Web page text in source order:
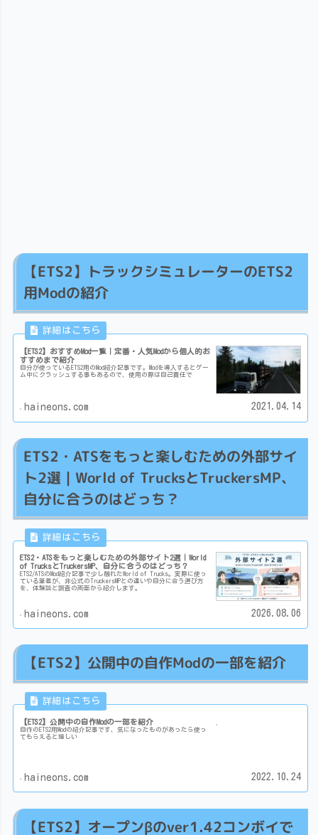
【ETS2】トラックシミュレーターのETS2
用Modの紹介
【ETS2】おすすめMod一覧｜定番・人気Modから個人的お
すすめまで紹介
自分が使っているETS2用のMod紹介記事です。Modを導入するとゲー
ム中にクラッシュする事もあるので、使用の際は自己責任で
haineons.com 2021.04.14
ETS2・ATSをもっと楽しむための外部サイ
ト2選｜World of TrucksとTruckersMP、
自分に合うのはどっち？
ETS2・ATSをもっと楽しむための外部サイト2選｜World
of TrucksとTruckersMP、自分に合うのはどっち？
ETS2/ATSのMod紹介記事で少し触れたWorld of Trucks。実際に使っ
ている筆者が、非公式のTruckersMPとの違いや自分に合う選び方
を、体験談と調査の両面から紹介します。
haineons.com 2026.08.06
【ETS2】公開中の自作Modの一部を紹介
【ETS2】公開中の自作Modの一部を紹介
自作のETS2用Modの紹介記事です、気になったものがあったら使っ
てもらえると嬉しい
haineons.com 2022.10.24
【ETS2】オープンβのver1.42コンボイで